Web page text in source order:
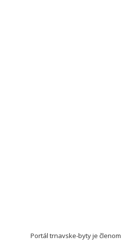
Portál trnavske-byty je